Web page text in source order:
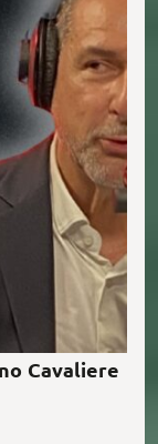
Opinioni, il
Come
[…]
Cavaliere